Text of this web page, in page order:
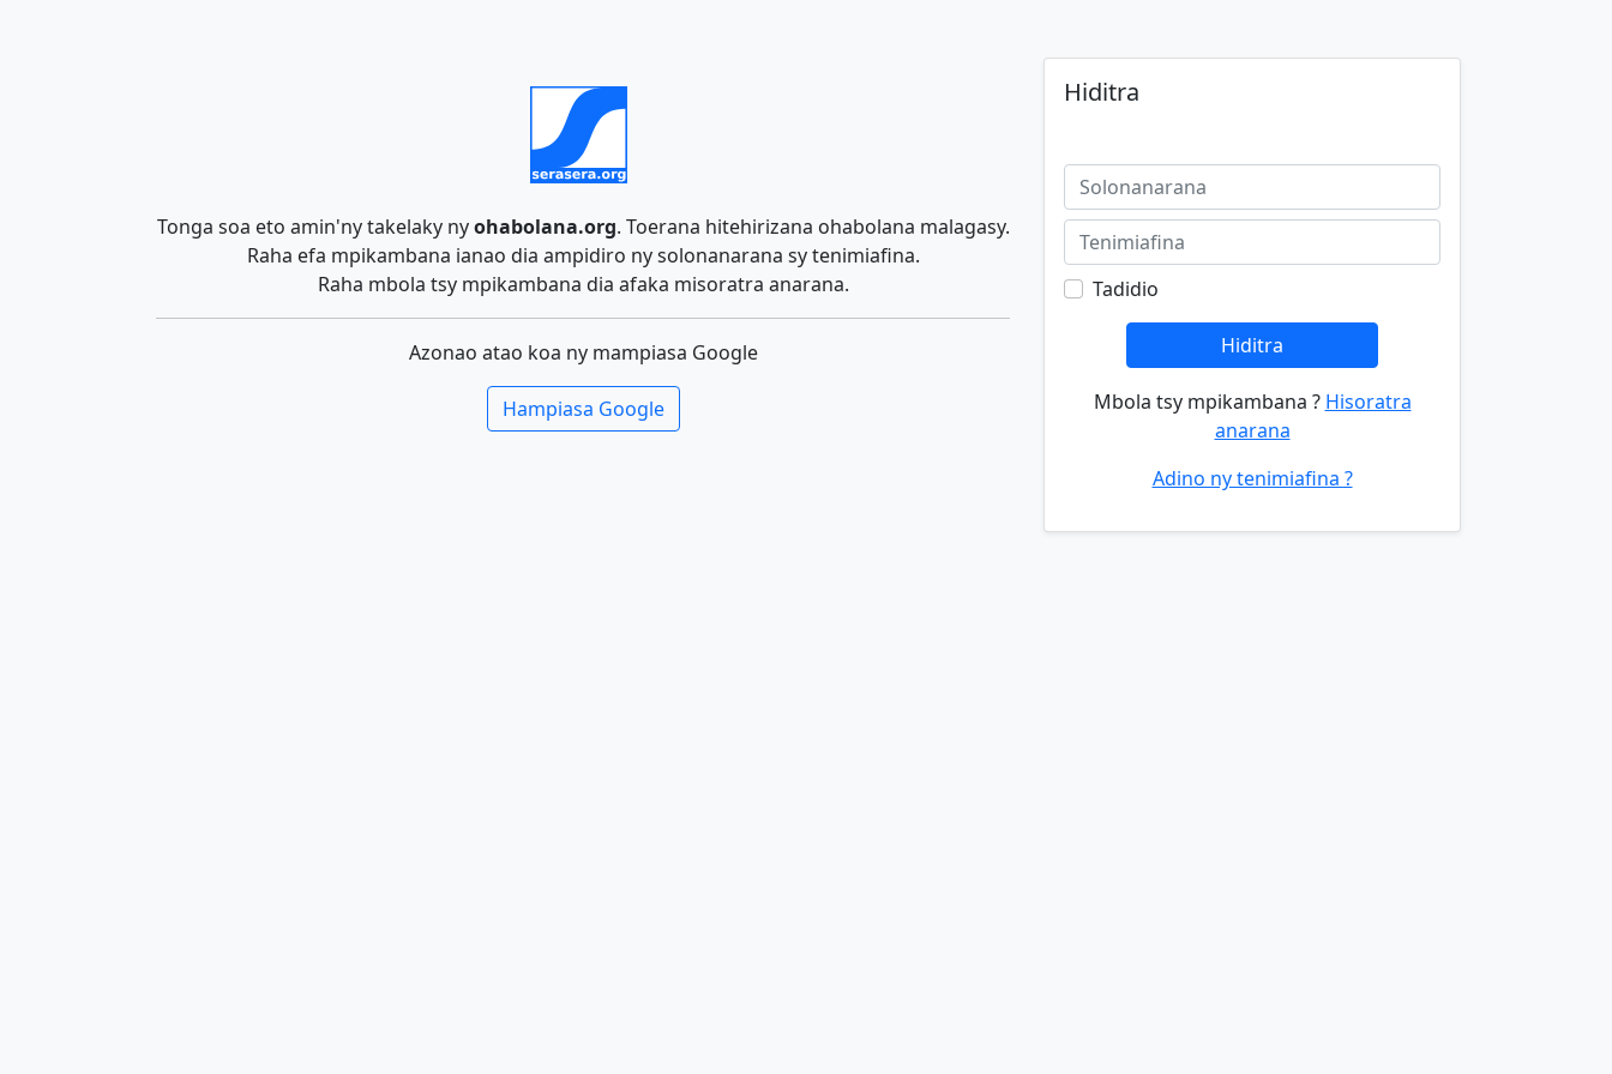
Tonga soa eto amin'ny takelaky nyohabolana.org. Toerana hitehirizana ohabolana malagasy.
Raha efa mpikambana ianao dia ampidiro ny solonanarana sy tenimiafina.
Raha mbola tsy mpikambana dia afaka misoratra anarana.
Azonao atao koa ny mampiasa Google
Hampiasa Google
Hiditra
Tadidio
Hiditra
Mbola tsy mpikambana ? Hisoratra
anarana
Adino ny tenimiafina ?